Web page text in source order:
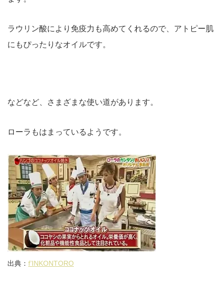
ラウリン酸により免疫力も高めてくれるので、アトピー肌
にもぴったりなオイルです。
などなど、さまざまな使い道があります。
ローラもはまっているようです。
出典： f’INKONTORO